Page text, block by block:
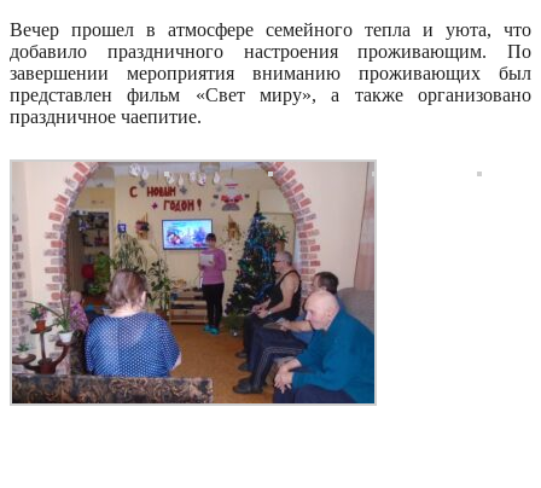
Вечер прошел в атмосфере семейного тепла и уюта, что
добавило праздничного настроения проживающим. По
завершении мероприятия вниманию проживающих был
представлен фильм «Свет миру», а также организовано
праздничное чаепитие.